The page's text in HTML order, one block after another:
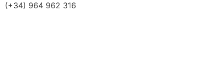
(+34) 964 962 316